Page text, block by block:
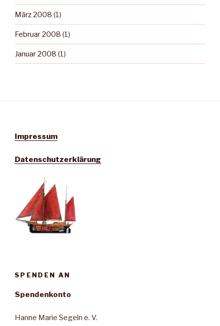
März 2008 (1)
Februar 2008 (1)
Januar 2008 (1)
Impressum
Datenschutzerklärung
SPENDEN AN
Spendenkonto
Hanne Marie Segeln e. V.